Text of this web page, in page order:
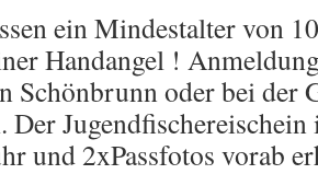
ein Mindestalter von
Handangel !
Schönbrunn oder bei der
Der
und 2xPassfotos vorab